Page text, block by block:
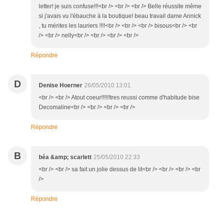
letter! je suis confuse!!!<br /> <br /> <br /> Belle réussite même
si j'avais vu l'ébauche à la boutique! beau travail dame Annick
, tu mérites les lauriers !!!!<br /> <br /> <br /> bisous<br /> <br
/> <br /> nelly<br /> <br /> <br /> <br />
Répondre
D Denise Hoerner 26/05/2010 13:01
<br /> <br /> Atout coeur!!!!!!tres reussi comme d'habitude bise
Decomaline<br /> <br /> <br /> <br />
Répondre
B béa &amp; scarlett 25/05/2010 22:33
<br /> <br /> sa fait un jolie dessus de lit<br /> <br /> <br /> <br
/>
Répondre